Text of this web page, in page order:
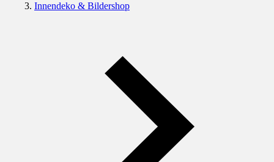
Innendeko & Bildershop